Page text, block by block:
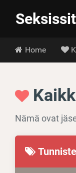
Home
Nämä ovat